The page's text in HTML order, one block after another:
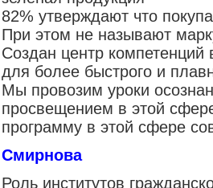
82% утверждают что
При этом не называют
Создан центр компетенций
для более быстрого и
Мы провозим уроки
просвещением в этой
программу в этой сфере
Смирнова
Роль институтов